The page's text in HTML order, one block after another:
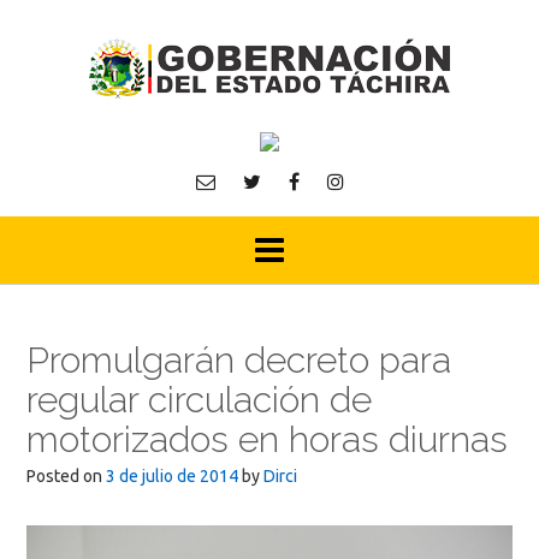
Promulgarán decreto para
regular circulación de
motorizados en horas diurnas
Posted on 3 de julio de 2014 byDirci